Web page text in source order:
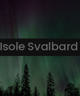
Isole Svalbard